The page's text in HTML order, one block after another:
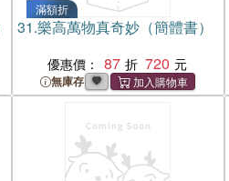
滿額折
31.樂高萬物真奇妙（簡體書）
優惠價： 87 720
無庫存